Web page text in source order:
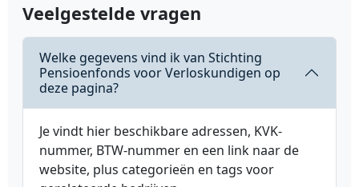
Veelgestelde vragen
Welke gegevens vind ik van Stichting
Pensioenfonds voor Verloskundigen op
deze pagina?
Je vindt hier beschikbare adressen, KVK-
nummer, BTW-nummer en een link naar de
website, plus categorieën en tags voor